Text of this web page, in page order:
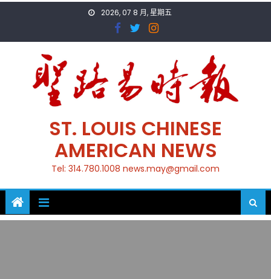
2026, 07 8 月, 星期五
ST. LOUIS CHINESE
AMERICAN NEWS
Tel: 314.780.1008 news.may@gmail.com